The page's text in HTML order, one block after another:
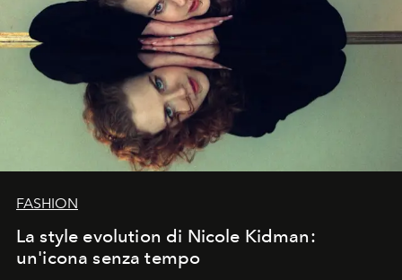
FASHION
La style evolution di Nicole Kidman:
un'icona senza tempo